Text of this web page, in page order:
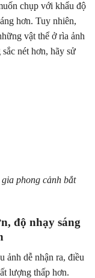
chụp với khẩu độ
hơn. Tuy nhiên,
vật thể ở rìa ảnh
nét hơn, hãy sử
phong cảnh bắt
độ nhạy sáng
ảnh dễ nhận ra, điều
lượng thấp hơn.